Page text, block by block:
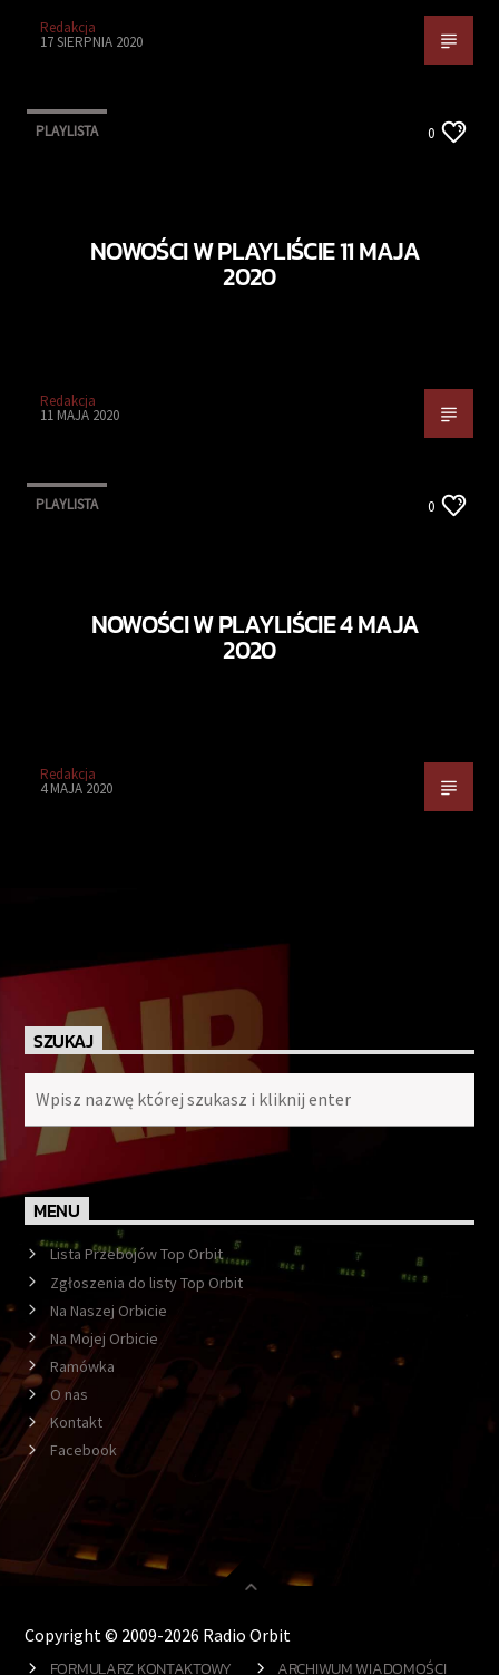
Redakcja
17 SIERPNIA 2020
PLAYLISTA 0
NOWOŚCI W PLAYLIŚCIE 11 MAJA
2020
Redakcja
11 MAJA 2020
PLAYLISTA 0
NOWOŚCI W PLAYLIŚCIE 4 MAJA
2020
Redakcja
4 MAJA 2020
SZUKAJ
MENU
Lista Przebojów Top Orbit
Zgłoszenia do listy Top Orbit
Na Naszej Orbicie
Na Mojej Orbicie
Ramówka
O nas
Kontakt
Facebook
Copyright © 2009-2026 Radio Orbit
FORMULARZ KONTAKTOWY ARCHIWUM WIADOMOŚCI